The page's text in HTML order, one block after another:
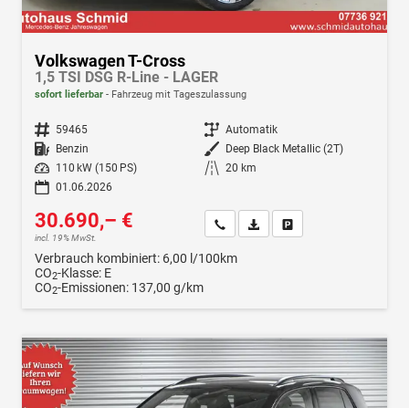
Volkswagen T-Cross
1,5 TSI DSG R-Line - LAGER
sofort lieferbar Fahrzeug mit Tageszulassung
Fahrzeugnr. 59465 Getriebe Automatik
Kraftstoff Benzin Außenfarbe Deep Black Metallic (2T)
Leistung
110 kW (150 PS) Kilometerstand 20 km
01.06.2026
30.690,– €
incl. 19% MwSt.
Wir rufen Sie anFahrzeugexposé (PDF)
Verbrauch kombiniert: 6,00 l/100km
CO2-Klasse: E
CO2-Emissionen: 137,00 g/km